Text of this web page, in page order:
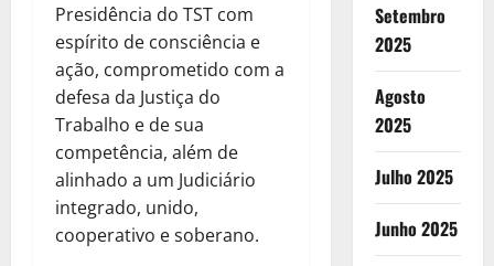
Presidência do TST com
espírito de consciência e
ação, comprometido com a
defesa da Justiça do
Trabalho e de sua
competência, além de
alinhado a um Judiciário
integrado, unido,
cooperativo e soberano.
Setembro
2025
Agosto
2025
Julho 2025
Junho 2025